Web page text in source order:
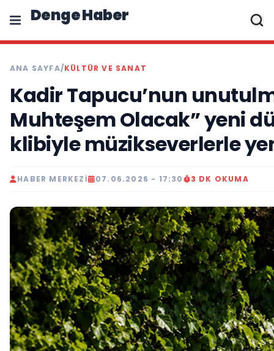
Denge Haber
ANA SAYFA/KÜLTÜR VE SANAT
Kadir Tapucu’nun
Muhteşem Olacak” yeni
klibiyle müzikseverlerle
HABER MERKEZI 07.06.2026 - 17:30 3 DK OKUMA